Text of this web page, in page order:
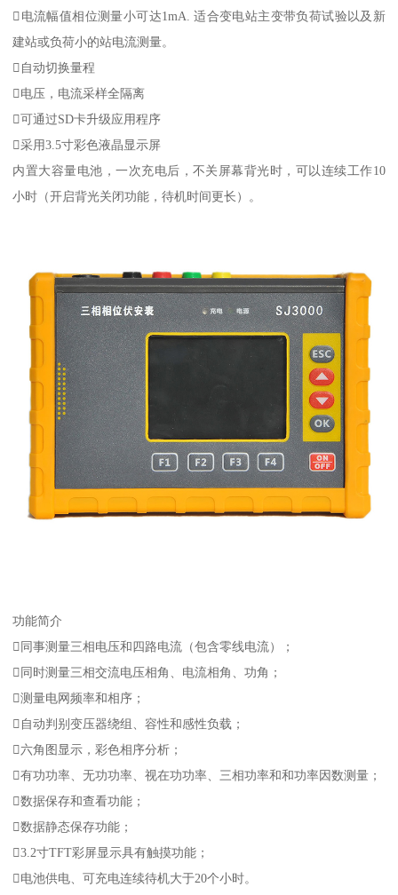
电流幅值相位测量小可达1mA. 适合变电站主变带负荷试验以及新
建站或负荷小的站电流测量。
自动切换量程
电压，电流采样全隔离
可通过SD卡升级应用程序
采用3.5寸彩色液晶显示屏
内置大容量电池，一次充电后，不关屏幕背光时，可以连续工作10
小时（开启背光关闭功能，待机时间更长）。
功能简介
同事测量三相电压和四路电流（包含零线电流）；
同时测量三相交流电压相角、电流相角、功角；
测量电网频率和相序；
自动判别变压器绕组、容性和感性负载；
六角图显示，彩色相序分析；
有功功率、无功功率、视在功功率、三相功率和和功率因数测量；
数据保存和查看功能；
数据静态保存功能；
3.2寸TFT彩屏显示具有触摸功能；
电池供电、可充电连续待机大于20个小时。